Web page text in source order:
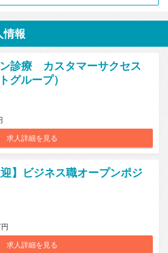
情報
診療 カスタマーサクセス
グループ）
求人詳細を見る
迎】ビジネス職オープンポジ
求人詳細を見る